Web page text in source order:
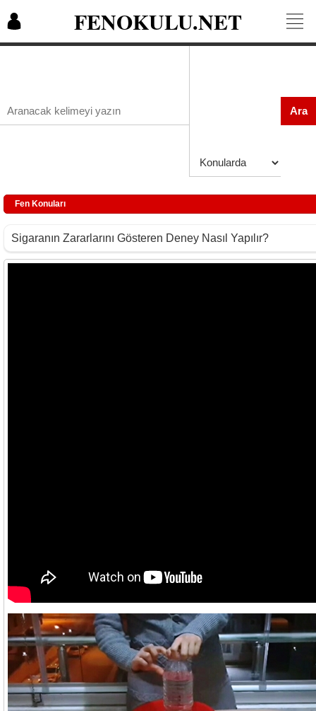
FENOKULU.NET
Ara
Fen Konuları
Sigaranın Zararlarını Gösteren Deney Nasıl Yapılır?